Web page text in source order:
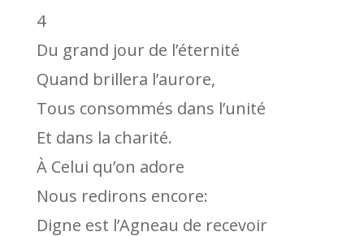
4
Du grand jour de l’éternité
Quand brillera l’aurore,
Tous consommés dans l’unité
Et dans la charité.
À Celui qu’on adore
Nous redirons encore:
Digne est l’Agneau de recevoir